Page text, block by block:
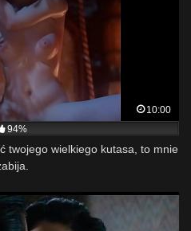
10:00
94%
twojego wielkiego kutasa, to mnie